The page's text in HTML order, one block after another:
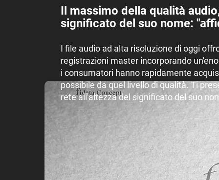
Il massimo della qualità
significato del suo nome:
I file audio ad alta risoluzione di oggi
registrazioni master incorporando
i consumatori hanno rapidamente
possibile da quel livello di qualità. Ti
rete all'altezza del significato del suo